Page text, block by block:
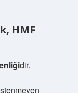
HMF
dir.